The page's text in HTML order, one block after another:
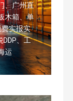
、广州直
木箱、单
费实报实
、工
运